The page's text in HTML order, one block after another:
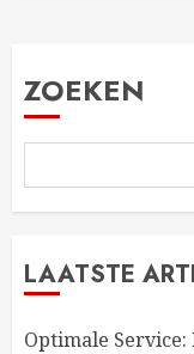
ZOEKEN
LAATSTE
Optimale